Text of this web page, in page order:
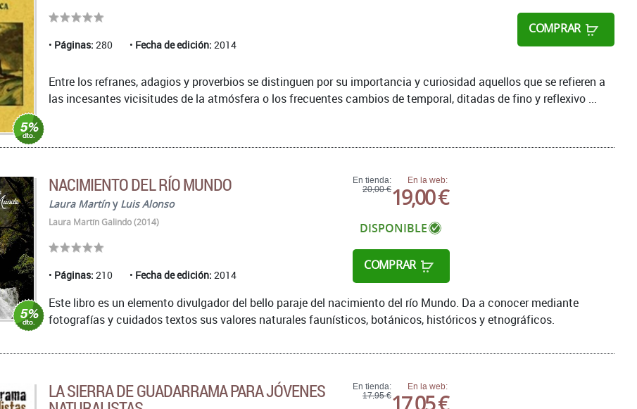
Páginas: 280 Fecha de edición: 2014
COMPRAR
Entre los refranes, adagios y proverbios se distinguen por su importancia y curiosidad aquellos que se refieren a
las incesantes vicisitudes de la atmósfera o los frecuentes cambios de temporal, ditadas de fino y reflexivo ...
NACIMIENTO DEL RÍO MUNDO
Laura Martíny Luis Alonso
Laura Martín Galindo (2014)
Páginas: 210 Fecha de edición: 2014
En tienda:
20,00 €
En la web:
19,00 €
DISPONIBLE
COMPRAR
Este libro es un elemento divulgador del bello paraje del nacimiento del río Mundo. Da a conocer mediante
fotografías y cuidados textos sus valores naturales faunísticos, botánicos, históricos y etnográficos.
LA SIERRA DE GUADARRAMA PARA JÓVENES
En tienda:
17,95 €
En la web:
17,05 €